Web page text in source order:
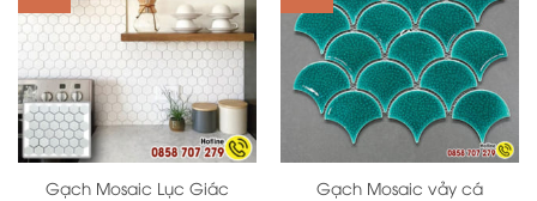
Gạch Mosaic Lục Giác
Gạch Mosaic vảy cá